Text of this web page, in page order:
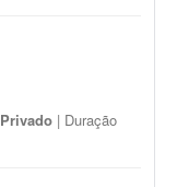
Privado | Duração